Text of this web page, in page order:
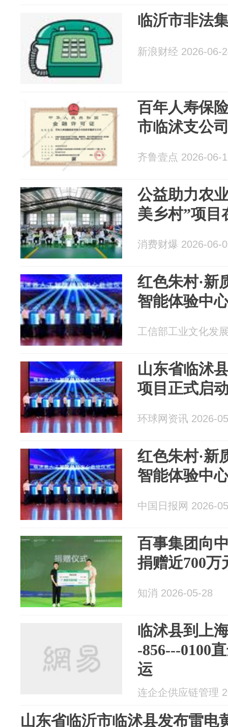
临沂市非法
新浪财经 2026-06-
百年人寿保
市临沭支公
齐鲁壹点 2026-06-
公益助力农
美乡村”项目
消费财爆 2026-06-
红色朱村·新
智能体验中
工信部工业文化发
山东省临沭
项目正式启
环球网资讯 2026-
红色朱村·新
智能体验中
中国日报网 2026-
百事集团向
捐赠近700万
知消 2026-05-28
临沭县到上
-856---0100
运
连企企供应链管理
山东省临沂市临沭县发布雷电